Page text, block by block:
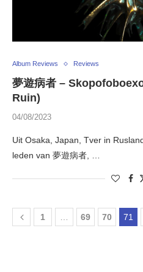
Album Reviews Reviews
夢遊病者 –
Ruin)
04/08/2023
Uit Osaka, Japan, Tver in
leden van 夢遊病者, …
1 … 69 70 71